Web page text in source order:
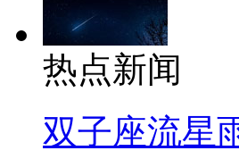
热点新闻
双子座流星